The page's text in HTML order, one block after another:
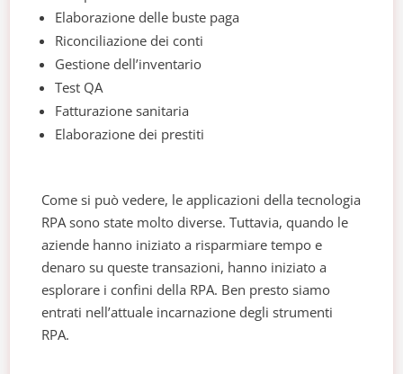
Elaborazione delle buste paga
Riconciliazione dei conti
Gestione dell’inventario
Test QA
Fatturazione sanitaria
Elaborazione dei prestiti
Come si può vedere, le applicazioni della tecnologia
RPA sono state molto diverse. Tuttavia, quando le
aziende hanno iniziato a risparmiare tempo e
denaro su queste transazioni, hanno iniziato a
esplorare i confini della RPA. Ben presto siamo
entrati nell’attuale incarnazione degli strumenti
RPA.